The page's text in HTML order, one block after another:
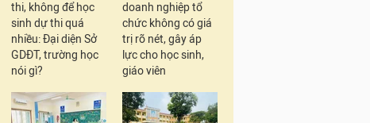
thi, không để học
sinh dự thi quá
nhiều: Đại diện Sở
GDĐT, trường học
nói gì?
doanh nghiệp tổ
chức không có giá
trị rõ nét, gây áp
lực cho học sinh,
giáo viên